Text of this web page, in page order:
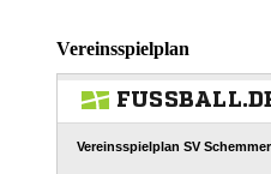
Vereinsspielplan